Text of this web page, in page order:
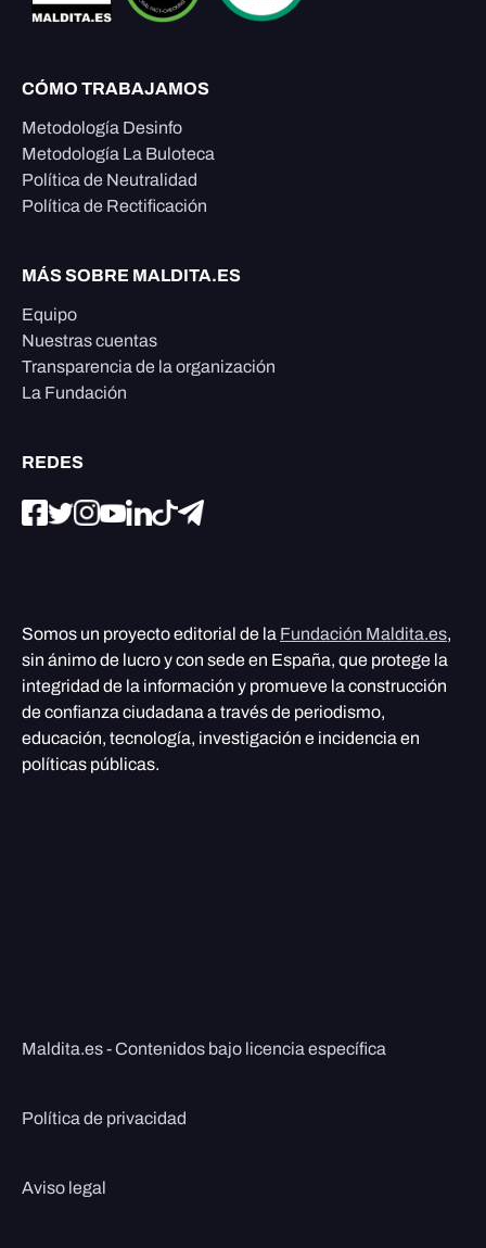
CÓMO TRABAJAMOS
Metodología Desinfo
Metodología La Buloteca
Política de Neutralidad
Política de Rectificación
MÁS SOBRE MALDITA.ES
Equipo
Nuestras cuentas
Transparencia de la organización
La Fundación
REDES
Somos un proyecto editorial de la Fundación Maldita.es,
sin ánimo de lucro y con sede en España, que protege la
integridad de la información y promueve la construcción
de confianza ciudadana a través de periodismo,
educación, tecnología, investigación e incidencia en
políticas públicas.
Maldita.es - Contenidos bajo licencia específica
Política de privacidad
Aviso legal